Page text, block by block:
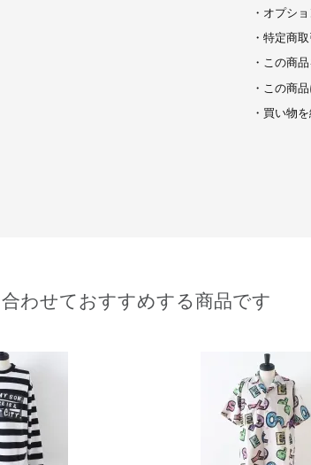
・オプシ
・特定商
・この商
・この商
・買い物
わせておすすめする商品です